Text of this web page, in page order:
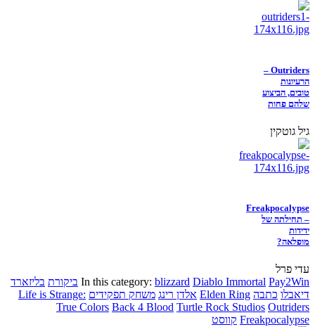
Outriders –
הרעיונות
טובים, הביצוע
שלהם פחות
גיל גוטקין
Freakpocalypse
– תחילתה של
ידידות
מופלאה?
עדי פרל
In this category: blizzard Diablo Immortal Pay2Win ביקורת בליזארד
דיאבלו כתבה Elden Ring אלדן רינג משחק תפקידים Life is Strange:
True Colors Back 4 Blood Turtle Rock Studios Outriders
Freakpocalypse קווסט